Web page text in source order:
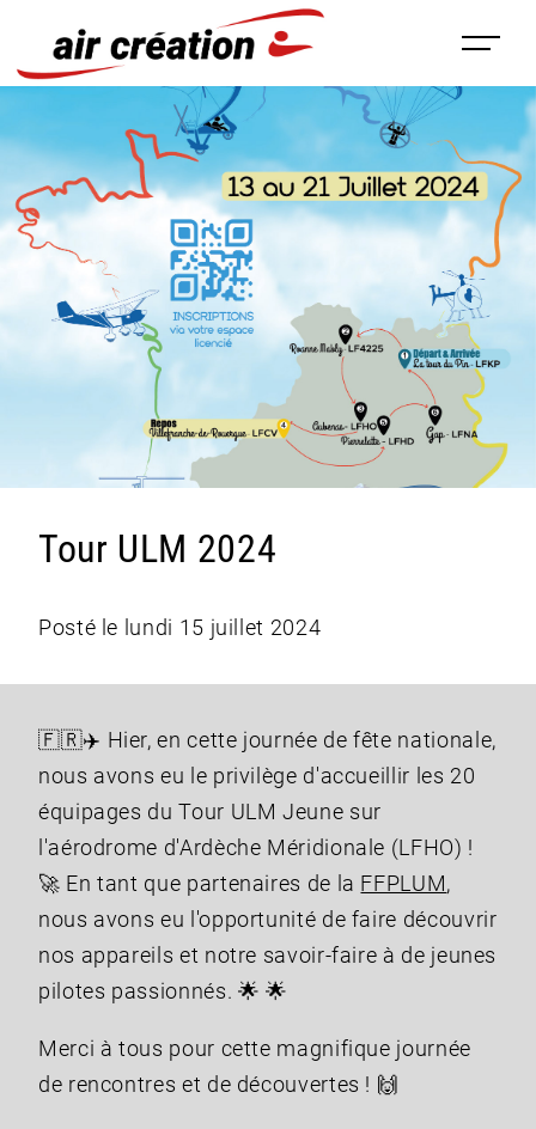
Tour ULM 2024
Posté le lundi 15 juillet 2024
🇫🇷✈️ Hier, en cette journée de fête nationale,
nous avons eu le privilège d'accueillir les 20
équipages du Tour ULM Jeune sur
l'aérodrome d'Ardèche Méridionale (LFHO) !
🚀 En tant que partenaires de la FFPLUM ,
nous avons eu l'opportunité de faire découvrir
nos appareils et notre savoir-faire à de jeunes
pilotes passionnés. 🌟 🌟
Merci à tous pour cette magnifique journée
de rencontres et de découvertes ! 🙌
Panneau de gestion des cookies